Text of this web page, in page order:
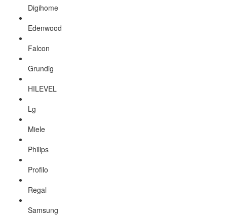
Digihome
Edenwood
Falcon
Grundig
HILEVEL
Lg
Miele
Philips
Profilo
Regal
Samsung